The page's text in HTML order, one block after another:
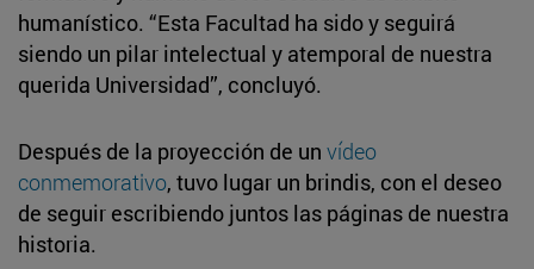
humanístico. “Esta Facultad ha sido y seguirá
siendo un pilar intelectual y atemporal de nuestra
querida Universidad”, concluyó.
Después de la proyección de un vídeo
conmemorativo, tuvo lugar un brindis, con el deseo
de seguir escribiendo juntos las páginas de nuestra
historia.